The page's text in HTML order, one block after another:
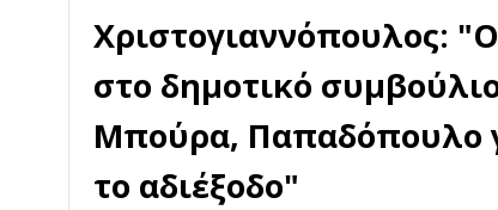
Χριστογιαννόπουλος:
στο δημοτικό
Μπούρα, Παπαδόπουλο
το αδιέξοδο"